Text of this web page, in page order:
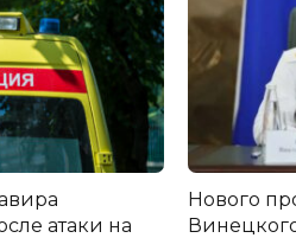
атаки на
Нового